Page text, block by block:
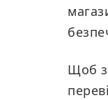
Щоб